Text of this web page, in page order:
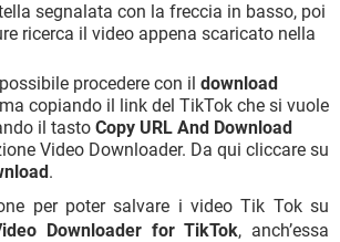
segnalata con la freccia in basso, poi
ricerca il video appena scaricato nella
procedere con il download
copiando il link del TikTok che si vuole
il tasto Copy URL And Download
Video Downloader. Da qui cliccare su
.
per poter salvare i video Tik Tok su
Downloader for TikTok, anch’essa